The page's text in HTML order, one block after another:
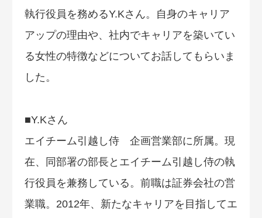
執行役員を務めるY.Kさん。自身のキャリア
アップの理由や、社内でキャリアを築いてい
る女性の特徴などについてお話してもらいま
した。
■Y.Kさん
エイチーム引越し侍 企画営業部に所属。現
在、同部署の部長とエイチーム引越し侍の執
行役員を兼務している。前職は証券会社の営
業職。2012年、新たなキャリアを目指してエ